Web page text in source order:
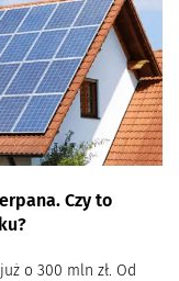
napędzana
Czy to
o 300 mln zł. Od